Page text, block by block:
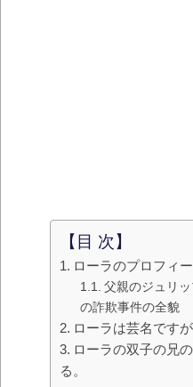
【目 次】
ローラのプロフィ
父親のジュリ
の詐欺事件の全貌
ローラは芸名です
ローラの双子の兄
る。